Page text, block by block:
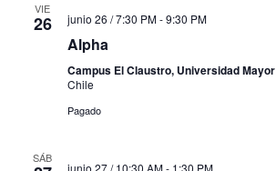
VIE
26 junio 26 / 7:30 PM-9:30 PM
Alpha
Campus El Claustro, Universidad Mayor
Chile
Pagado
SÁB